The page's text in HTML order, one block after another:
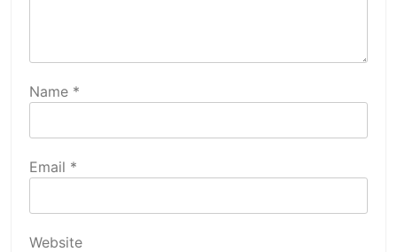
Name *
Email *
Website